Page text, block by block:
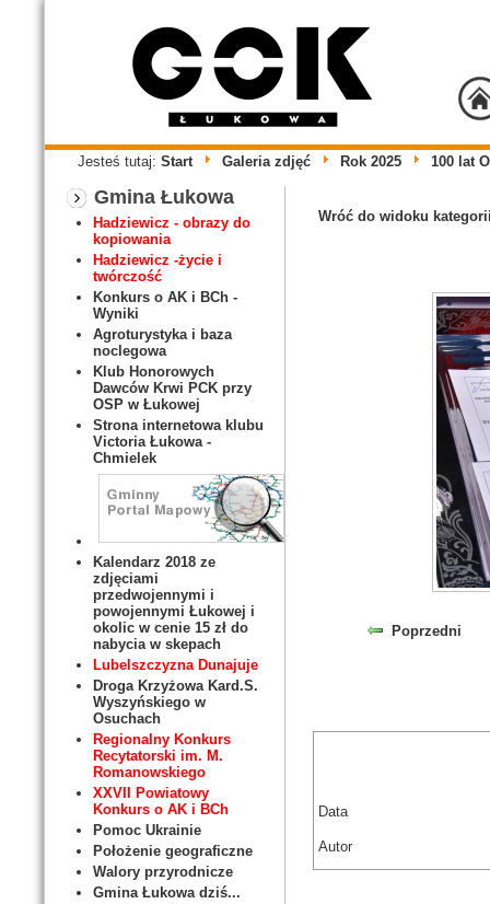
Jesteś tutaj: Start Galeria zdjęć Rok 2025 100 lat
Gmina Łukowa
Hadziewicz - obrazy do
kopiowania
Hadziewicz -życie i
twórczość
Konkurs o AK i BCh -
Wyniki
Agroturystyka i baza
noclegowa
Klub Honorowych
Dawców Krwi PCK przy
OSP w Łukowej
Strona internetowa klubu
Victoria Łukowa -
Chmielek
Kalendarz 2018 ze
zdjęciami
przedwojennymi i
powojennymi Łukowej i
okolic w cenie 15 zł do
nabycia w skepach
Lubelszczyzna Dunajuje
Droga Krzyżowa Kard.S.
Wyszyńskiego w
Osuchach
Regionalny Konkurs
Recytatorski im. M.
Romanowskiego
XXVII Powiatowy
Konkurs o AK i BCh
Pomoc Ukrainie
Położenie geograficzne
Walory przyrodnicze
Gmina Łukowa dziś...
Wróć do widoku
Poprzedni
Data
Autor